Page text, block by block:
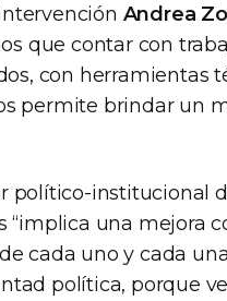
Andrea
que contar con
con herramientas
permite brindar un
político-institucional
una mejora
cada uno y cada
política, porque